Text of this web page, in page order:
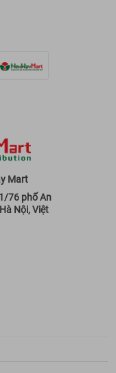
Mart
76 phố An
Nội, Việt